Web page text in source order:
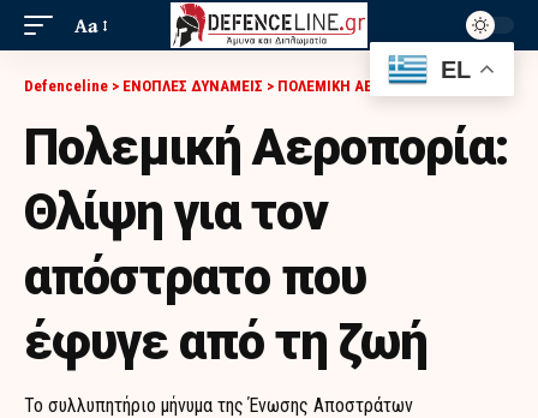
Aa
Defenceline > ΕΝΟΠΛΕΣ ΔΥΝΑΜΕΙΣ > ΠΟΛΕΜΙΚΗ ΑΕΡΟΠΟΡΙΑ
Πολεμική Αεροπορία:
Θλίψη για τον
απόστρατο που
έφυγε από τη ζωή
Το συλλυπητήριο μήνυμα της Ένωσης Αποστράτων
EL